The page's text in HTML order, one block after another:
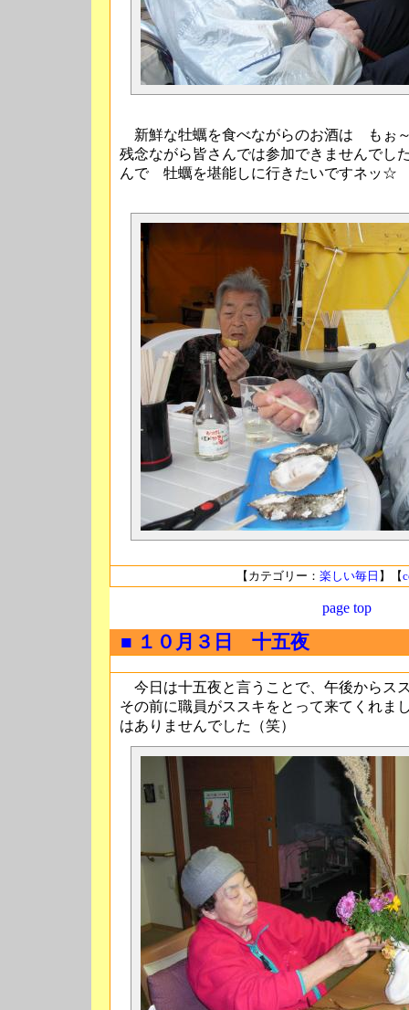
新鮮な牡蠣を食べながらのお酒は もぉ
残念ながら皆さんでは参加できませんでし
んで 牡蠣を堪能しに行きたいですネッ☆
【カテゴリー： 楽しい毎日 】【
page top
■ １０月３日 十五夜
今日は十五夜と言うことで、午後からス
その前に職員がススキをとって来てくれま
はありませんでした（笑）